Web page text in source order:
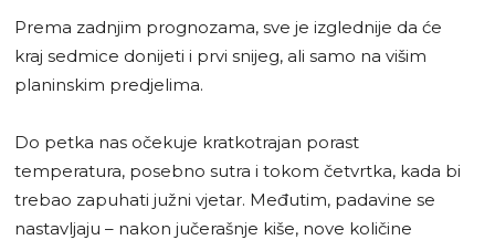
Prema zadnjim prognozama, sve je izglednije da će
kraj sedmice donijeti i prvi snijeg, ali samo na višim
planinskim predjelima.
Do petka nas očekuje kratkotrajan porast
temperatura, posebno sutra i tokom četvrtka, kada bi
trebao zapuhati južni vjetar. Međutim, padavine se
nastavljaju – nakon jučerašnje kiše, nove količine